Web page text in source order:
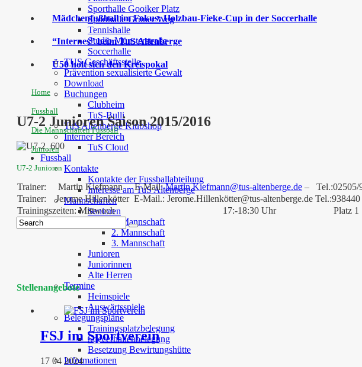
Sporthalle Gooiker Platz
Sporthalle Grüner Weg
Tennishalle
Studio Münsterstraße
Soccerhalle
TUS Geschäftsstelle
Prävention sexualisierte Gewalt
Download
Buchungen
Clubheim
TuS-Bulli
TuS Altenberge Klubshop
Interner Bereich
TuS Cloud
Fussball
Kontakte
Kontakte der Fussballabteilung
Interesse am TuS Altenberge
Mannschaften
Senioren
1. Mannschaft
2. Mannschaft
3. Mannschaft
Junioren
Juniorinnen
Alte Herren
Termine
Heimspiele
Auswärtsspiele
Belegungspläne
Trainingsplatzbelegung
Soccerhallenbelegung
Besetzung Bewirtungshütte
Informationen
Mädchenfußball im Fokus: Holzbau-Fieke-Cup in der Soccerhalle
“Internes” beim TuS Altenberge
Ü50 holt sich den Kreispokal
Home
Fussball
Die Mannschaften Fussball
Junioren
U7-2 Junioren
U7-2 Junioren Saison 2015/2016
Trainer: Martin Kiefmann E-Mail:Martin.Kiefmann@tus-altenberge.de – Tel.:02505/
Trainer: Jerome Hillenkötter E-Mail.: Jerome.Hillenkötter@tus-altenberge.de Tel.:938440
Trainingszeiten: Mittwoch
17:-18:30 Uhr Platz 1
Stellenangebote
FSJ im Sportverein
17 04 2024